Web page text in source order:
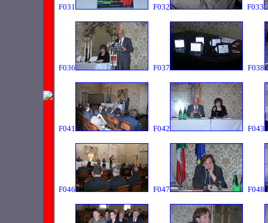
F031 F032 F033
F036 F037 F038
F041 F042 F043
F046 F047 F048